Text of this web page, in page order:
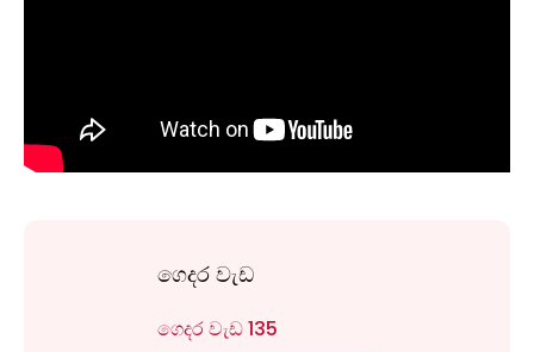
ගෙදර වැඩ
ගෙදර වැඩ 135